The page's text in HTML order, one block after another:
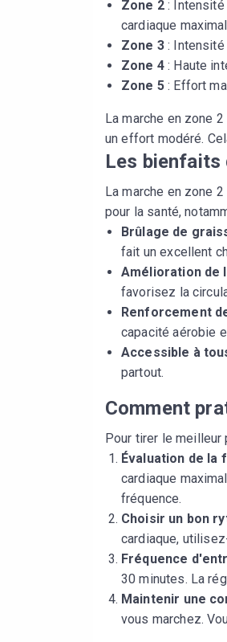
Zone 2: Intensité
cardiaque
Zone 3: Intensité
Zone 4: Haute
Zone 5: Effort
La marche en zone
un effort modéré.
Les bienfaits
La marche en zone
pour la santé,
Brûlage de
fait un excellent
Amélioration de
favorisez la
Renforcement
capacité aérobie
Accessible à
partout.
Comment
Pour tirer le meilleur
Évaluation de la
cardiaque
fréquence.
Choisir un bon
cardiaque,
Fréquence
30 minutes. La
Maintenir une
vous marchez.